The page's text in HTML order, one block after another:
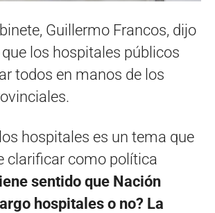
Guillermo Francos, dijo
los hospitales públicos
todos en manos de los
hospitales es un tema que
clarificar como política
sentido que Nación
hospitales o no? La